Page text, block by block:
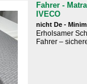
Fahrer -
IVECO
nicht De -
Erholsamer
Fahrer –